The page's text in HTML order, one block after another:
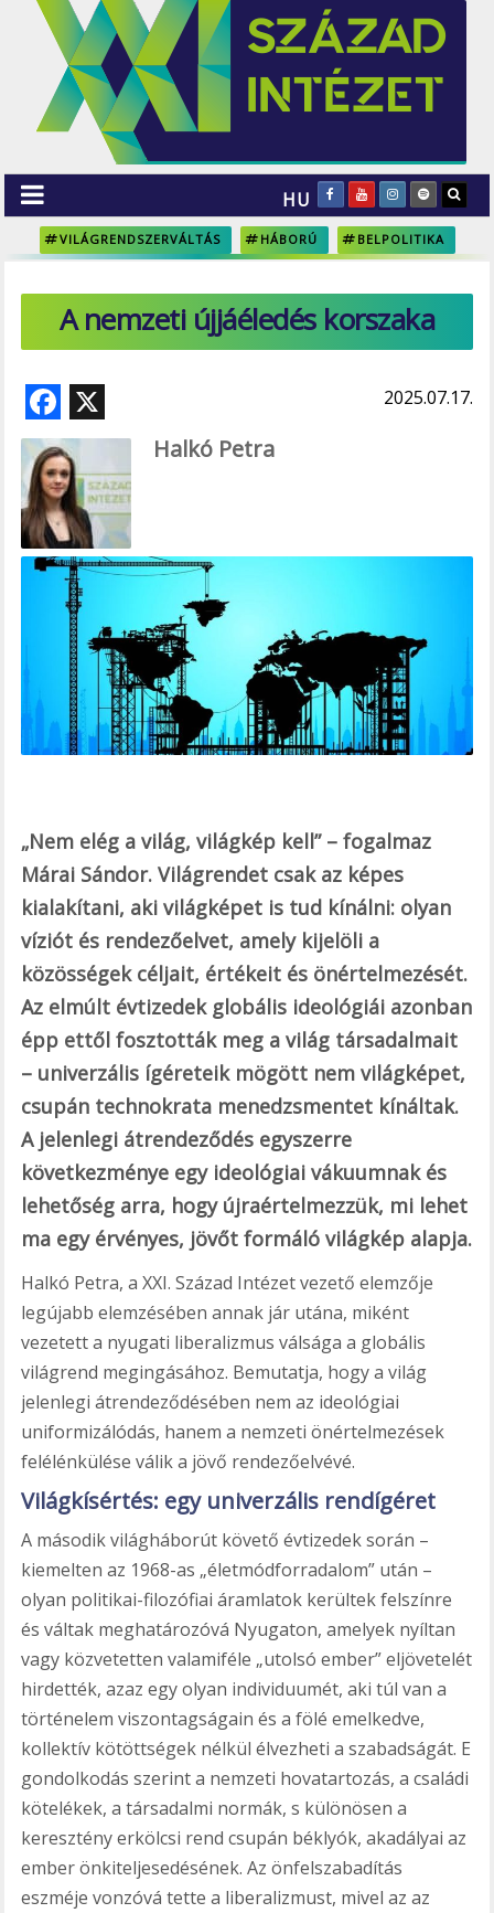
HU
VILÁGRENDSZERVÁLTÁS HÁBORÚ BELPOLITIKA
A nemzeti újjáéledés korszaka
F
ac
e
b
o
o
k
2025.07.17.
Halkó Petra
„Nem elég a világ, világkép kell” – fogalmaz
Márai Sándor. Világrendet csak az képes
kialakítani, aki világképet is tud kínálni: olyan
víziót és rendezőelvet, amely kijelöli a
közösségek céljait, értékeit és önértelmezését.
Az elmúlt évtizedek globális ideológiái azonban
épp ettől fosztották meg a világ társadalmait
– univerzális ígéreteik mögött nem világképet,
csupán technokrata menedzsmentet kínáltak.
A jelenlegi átrendeződés egyszerre
következménye egy ideológiai vákuumnak és
lehetőség arra, hogy újraértelmezzük, mi lehet
ma egy érvényes, jövőt formáló világkép alapja.
Halkó Petra, a XXI. Század Intézet vezető elemzője
legújabb elemzésében annak jár utána, miként
vezetett a nyugati liberalizmus válsága a globális
világrend megingásához. Bemutatja, hogy a világ
jelenlegi átrendeződésében nem az ideológiai
uniformizálódás, hanem a nemzeti önértelmezések
felélénkülése válik a jövő rendezőelvévé.
Világkísértés: egy univerzális rendígéret
A második világháborút követő évtizedek során –
kiemelten az 1968-as „életmódforradalom” után –
olyan politikai-filozófiai áramlatok kerültek felszínre
és váltak meghatározóvá Nyugaton, amelyek nyíltan
vagy közvetetten valamiféle „utolsó ember” eljövetelét
hirdették, azaz egy olyan individuumét, aki túl van a
történelem viszontagságain és a fölé emelkedve,
kollektív kötöttségek nélkül élvezheti a szabadságát. E
gondolkodás szerint a nemzeti hovatartozás, a családi
kötelékek, a társadalmi normák, s különösen a
keresztény erkölcsi rend csupán béklyók, akadályai az
ember önkiteljesedésének. Az önfelszabadítás
eszméje vonzóvá tette a liberalizmust, mivel az az